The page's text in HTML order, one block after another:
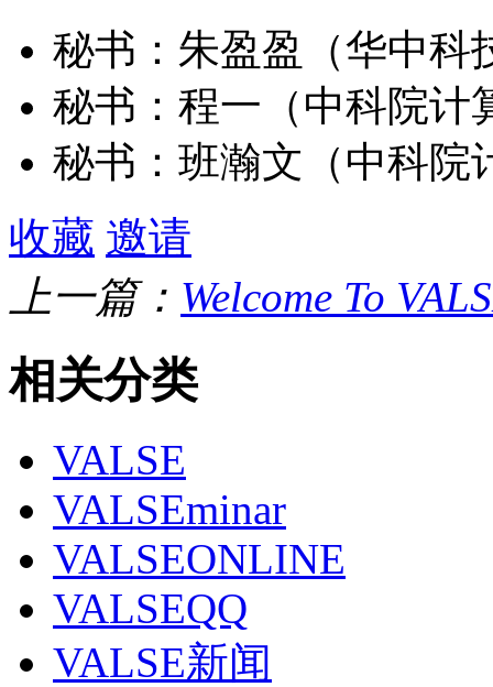
秘书：朱盈盈（华中科
秘书：程一（中科院计
秘书：班瀚文（中科院
收藏 邀请
上一篇： Welcome To
相关分类
VALSE
VALSEminar
VALSEONLINE
VALSEQQ
VALSE新闻